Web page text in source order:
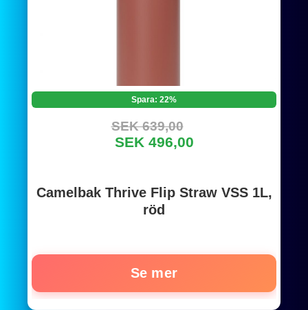
Spara: 22%
SEK 639,00
SEK 496,00
Camelbak Thrive Flip Straw VSS 1L,
röd
Se mer